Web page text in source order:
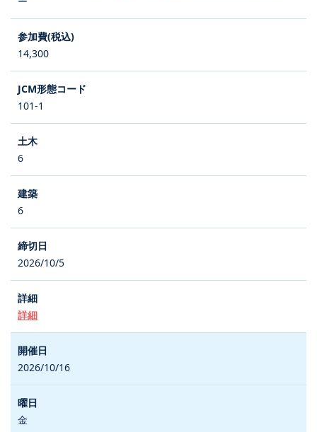
14,300
101-1
6
6
2026/10/5
詳細
2026/10/16
金